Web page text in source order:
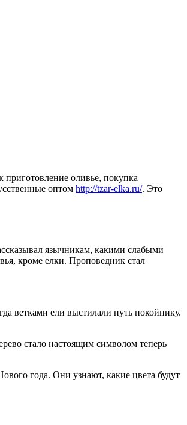
приготовление оливье, покупка
оптом http://tzar-elka.ru/. Это
язычникам, какими слабыми
кроме елки. Проповедник стал
ветками ели выстилали путь покойнику.
стало настоящим символом теперь
года. Они узнают, какие цвета будут